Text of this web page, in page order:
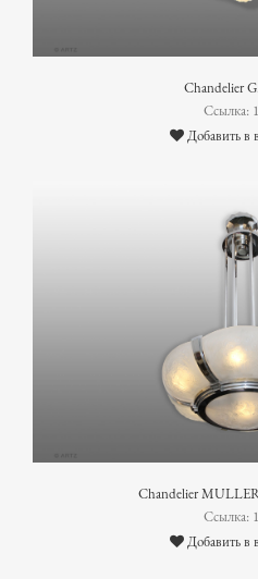
Chandelier
Ссылка:
Добавить в
Chandelier
Ссылка:
Добавить в